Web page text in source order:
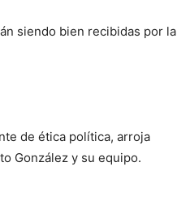
siendo bien recibidas por la
de ética política, arroja
González y su equipo.